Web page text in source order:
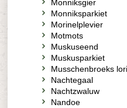
Monniksgier
Monniksparkiet
Morinelplevier
Motmots
Muskuseend
Muskusparkiet
Musschenbroeks lori
Nachtegaal
Nachtzwaluw
Nandoe